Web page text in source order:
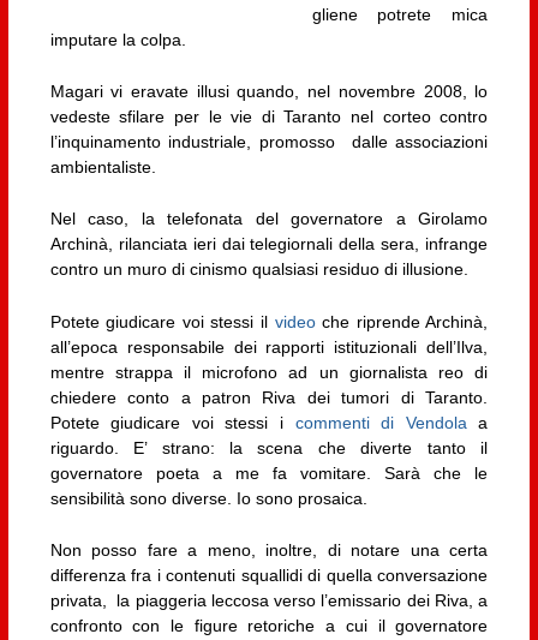
gliene potrete mica
imputare la colpa.
Magari vi eravate illusi quando, nel novembre 2008, lo
vedeste sfilare per le vie di Taranto nel corteo contro
l’inquinamento industriale, promosso dalle associazioni
ambientaliste.
Nel caso, la telefonata del governatore a Girolamo
Archinà, rilanciata ieri dai telegiornali della sera, infrange
contro un muro di cinismo qualsiasi residuo di illusione.
Potete giudicare voi stessi il videoche riprende Archinà,
all’epoca responsabile dei rapporti istituzionali dell’Ilva,
mentre strappa il microfono ad un giornalista reo di
chiedere conto a patron Riva dei tumori di Taranto.
Potete giudicare voi stessi i commenti di Vendola a
riguardo. E’ strano: la scena che diverte tanto il
governatore poeta a me fa vomitare. Sarà che le
sensibilità sono diverse. Io sono prosaica.
Non posso fare a meno, inoltre, di notare una certa
differenza fra i contenuti squallidi di quella conversazione
privata, la piaggeria leccosa verso l’emissario dei Riva, a
confronto con le figure retoriche a cui il governatore